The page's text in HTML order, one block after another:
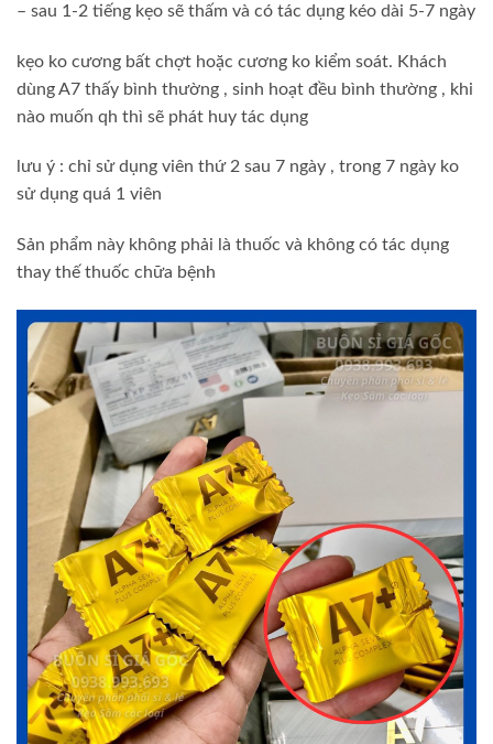
– sau 1-2 tiếng kẹo sẽ thấm và có tác dụng kéo dài 5-7 ngày
kẹo ko cương bất chợt hoặc cương ko kiểm soát. Khách
dùng A7 thấy bình thường , sinh hoạt đều bình thường , khi
nào muốn qh thì sẽ phát huy tác dụng
lưu ý : chỉ sử dụng viên thứ 2 sau 7 ngày , trong 7 ngày ko
sử dụng quá 1 viên
Sản phẩm này không phải là thuốc và không có tác dụng
thay thế thuốc chữa bệnh